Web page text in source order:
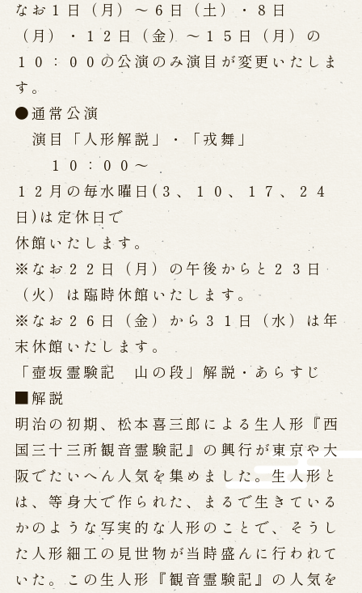
WEB予約
メールフォームから予約
お電話で予約
求人情報
※株式会社うずのくに南あわじの求人情報ページへ移動します
関連施設
通販サイトうずのくに
道の駅うずしお
うずの丘大鳴門橋記念館
なお１日（月）～６日（土）・８日
（月）・１２日（金）～１５日（月）の
１０：００の公演のみ演目が変更いたしま
す。
●通常公演
演目「人形解説」・「戎舞」
１０：００～
１２月の毎水曜日(３、１０、１７、２４
日)は定休日で
休館いたします。
※なお２２日（月）の午後からと２３日
（火）は臨時休館いたします。
※なお２６日（金）から３１日（水）は年
末休館いたします。
「壺坂霊験記 山の段」解説・あらすじ
■解説
明治の初期、松本喜三郎による生人形『西
国三十三所観音霊験記』の興行が東京や大
阪でたいへん人気を集めました。生人形と
は、等身大で作られた、まるで生きている
かのような写実的な人形のことで、そうし
た人形細工の見世物が当時盛んに行われて
いた。この生人形『観音霊験記』の人気を